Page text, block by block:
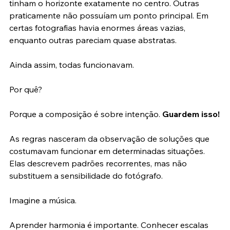
nada no primeiro plano, e tem mais: algumas imagens
tinham o horizonte exatamente no centro. Outras
praticamente não possuíam um ponto principal. Em
certas fotografias havia enormes áreas vazias,
As regras nasceram da observação de soluções que
costumavam funcionar em determinadas situações.
Elas descrevem padrões recorrentes, mas não